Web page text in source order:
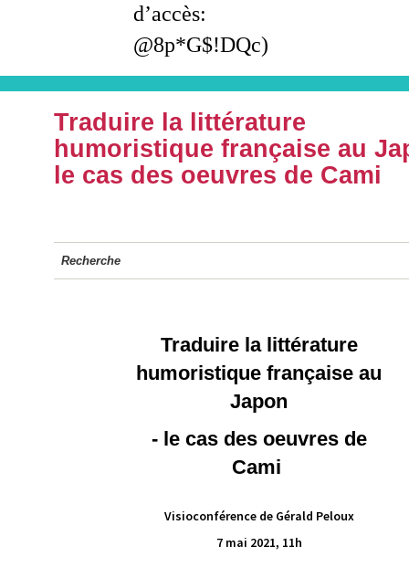
d’accès:
@8p*G$!DQc)
Traduire la littérature
humoristique française au
le cas des oeuvres de Cami
Recherche
Traduire la littérature
humoristique française au
Japon
- le cas des oeuvres de
Cami
Visioconférence de Gérald Peloux
7 mai 2021, 11h